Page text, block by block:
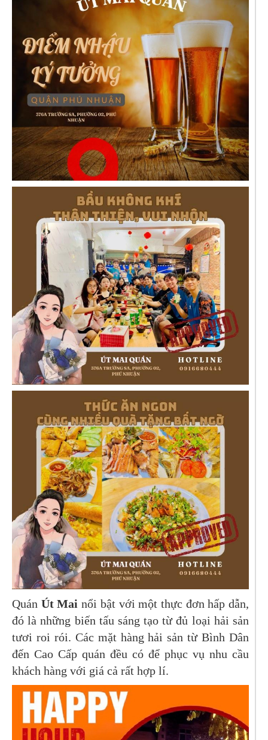
Quán Út Mai nổi bật với một thực đơn hấp dẫn,
đó là những biến tấu sáng tạo từ đủ loại hải sản
tươi roi rói. Các mặt hàng hải sản từ Bình Dân
đến Cao Cấp quán đều có để phục vụ nhu cầu
khách hàng với giá cả rất hợp lí.